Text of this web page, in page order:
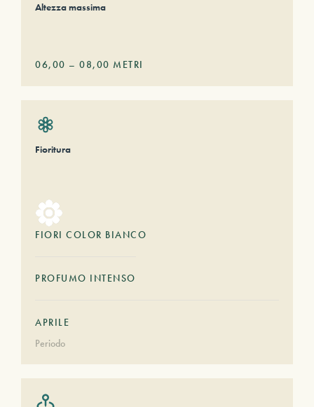
Altezza massima
06,00 – 08,00 METRI
Fioritura
FIORI COLOR BIANCO
PROFUMO INTENSO
APRILE
Periodo